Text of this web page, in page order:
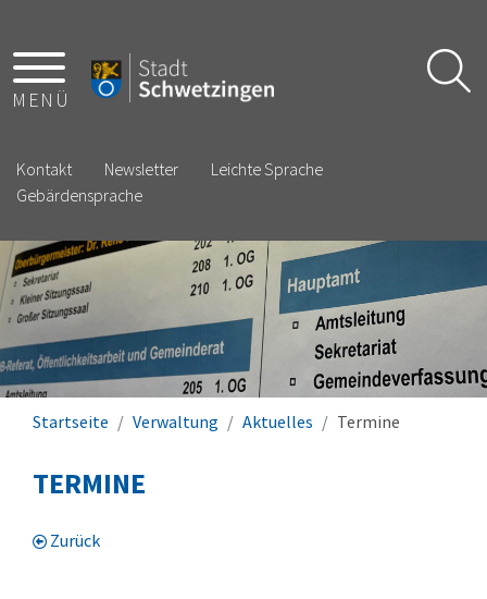
MENÜ
Kontakt Newsletter
Leichte Sprache
Gebärdensprache
Startseite Verwaltung Aktuelles Termine
TERMINE
Zurück